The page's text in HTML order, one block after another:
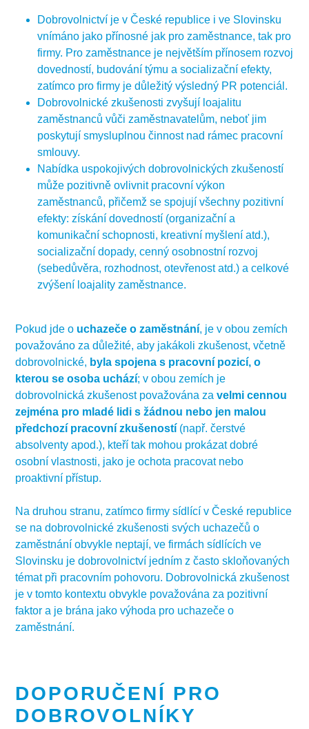
Maunuel Campagnoli, CC BY-SA 4.0, via Wikimedia
Commons
Pro krátkodobé aktivity:
Před zahájením aktivity představte dobrovolníkům
aplikaci. Na konci aktivity mohou dobrovolníci aplikaci
používat a určit, jaké kompetence získali.
Pro dlouhodobé aktivity:
Před zahájením aktivity představte dobrovolníkům
aplikaci. Pravidelně dobrovolníkům připomínejte a
podporujte je v tom, aby po každé fázi projektu revidovali
svůj postup a vyplňovali aplikaci. Na konci aktivity
mohou dobrovolníci aplikaci použít a shrnout svůj
pokrok. Budete tak mít jasnou představu o tom, jaký
dopad měla vaše aktivita na jejich rozvoj.
ve vaší organizaci vám pomůže udržet si dobrovolníky a
umožní jim cítit se součástí úspěchu.
Dobrovolnictví je v České republice i ve Slovinsku
vnímáno jako přínosné jak pro zaměstnance, tak pro
firmy. Pro zaměstnance je největším přínosem rozvoj
dovedností, budování týmu a socializační efekty,
zatímco pro firmy je důležitý výsledný PR potenciál.
Dobrovolnické zkušenosti zvyšují loajalitu
zaměstnanců vůči zaměstnavatelům, neboť jim
poskytují smysluplnou činnost nad rámec pracovní
smlouvy.
Nabídka uspokojivých dobrovolnických zkušeností
může pozitivně ovlivnit pracovní výkon
zaměstnanců, přičemž se spojují všechny pozitivní
efekty: získání dovedností (organizační a
komunikační schopnosti, kreativní myšlení atd.),
socializační dopady, cenný osobnostní rozvoj
(sebedůvěra, rozhodnost, otevřenost atd.) a celkové
zvýšení loajality zaměstnance.
Pokud jde o uchazeče o zaměstnání, je v obou zemích
považováno za důležité, aby jakákoli zkušenost, včetně
dobrovolnické, byla spojena s pracovní pozicí, o
kterou se osoba uchází; v obou zemích je
dobrovolnická zkušenost považována zavelmi cennou
zejména pro mladé lidi s žádnou nebo jen malou
předchozí pracovní zkušeností (např. čerstvé
absolventy apod.), kteří tak mohou prokázat dobré
osobní vlastnosti, jako je ochota pracovat nebo
proaktivní přístup.
Na druhou stranu, zatímco firmy sídlící v České republice
se na dobrovolnické zkušenosti svých uchazečů o
zaměstnání obvykle neptají, ve firmách sídlících ve
Slovinsku je dobrovolnictví jedním z často skloňovaných
témat při pracovním pohovoru. Dobrovolnická zkušenost
je v tomto kontextu obvykle považována za pozitivní
faktor a je brána jako výhoda pro uchazeče o
zaměstnání.
DOPORUČENÍ PRO
DOBROVOLNÍKY